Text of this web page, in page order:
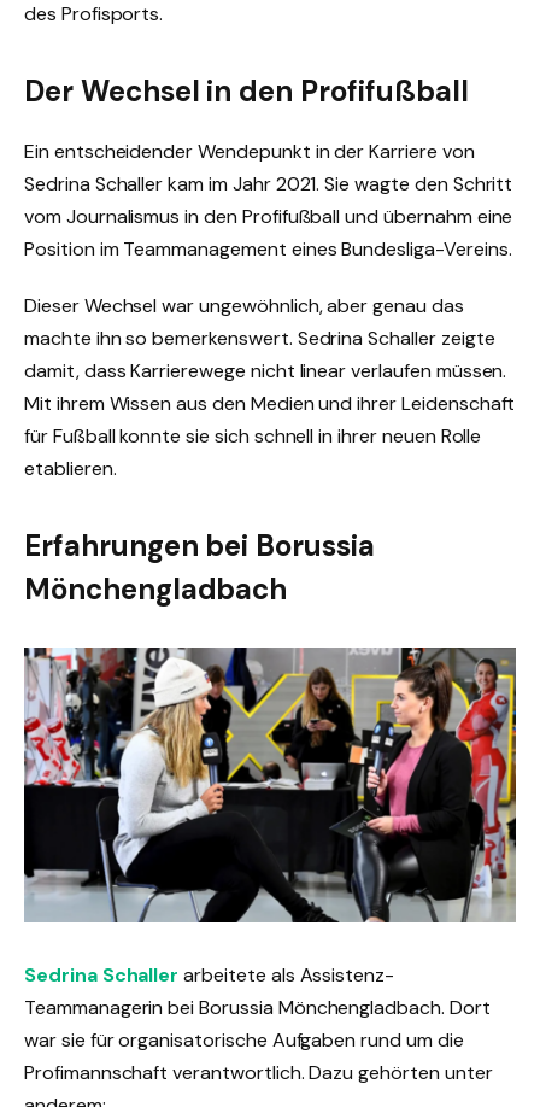
des Profisports.
Der Wechsel in den Profifußball
Ein entscheidender Wendepunkt in der Karriere von
Sedrina Schaller kam im Jahr 2021. Sie wagte den Schritt
vom Journalismus in den Profifußball und übernahm eine
Position im Teammanagement eines Bundesliga-Vereins.
Dieser Wechsel war ungewöhnlich, aber genau das
machte ihn so bemerkenswert. Sedrina Schaller zeigte
damit, dass Karrierewege nicht linear verlaufen müssen.
Mit ihrem Wissen aus den Medien und ihrer Leidenschaft
für Fußball konnte sie sich schnell in ihrer neuen Rolle
etablieren.
Erfahrungen bei Borussia
Mönchengladbach
Sedrina Schaller arbeitete als Assistenz-
Teammanagerin bei Borussia Mönchengladbach. Dort
war sie für organisatorische Aufgaben rund um die
Profimannschaft verantwortlich. Dazu gehörten unter